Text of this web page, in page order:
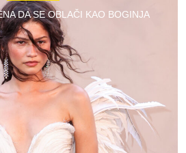
DA SE OBLAČI KAO BOGINJA